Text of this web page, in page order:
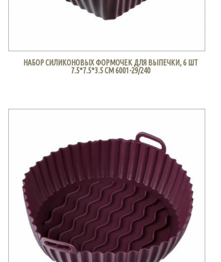
НАБОР СИЛИКОНОВЫХ ФОРМОЧЕК ДЛЯ ВЫПЕЧКИ, 6 ШТ
7.5*7.5*3.5 СМ 6001-29/240